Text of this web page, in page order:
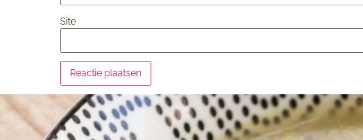
Site